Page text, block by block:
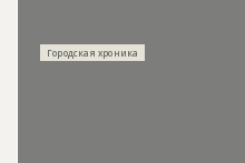
Городская хроника